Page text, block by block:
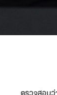
ตรวจสอบว่